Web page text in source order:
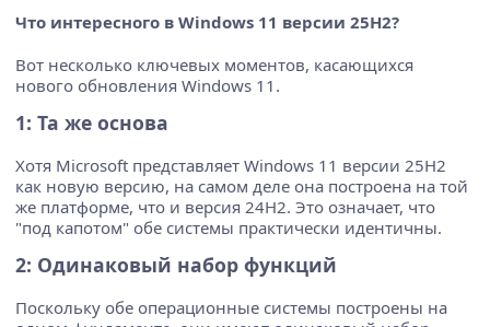
Что интересного в Windows 11 версии 25H2?
Вот несколько ключевых моментов, касающихся
нового обновления Windows 11.
1: Та же основа
Хотя Microsoft представляет Windows 11 версии 25H2
как новую версию, на самом деле она построена на той
же платформе, что и версия 24H2. Это означает, что
"под капотом" обе системы практически идентичны.
2: Одинаковый набор функций
Поскольку обе операционные системы построены на